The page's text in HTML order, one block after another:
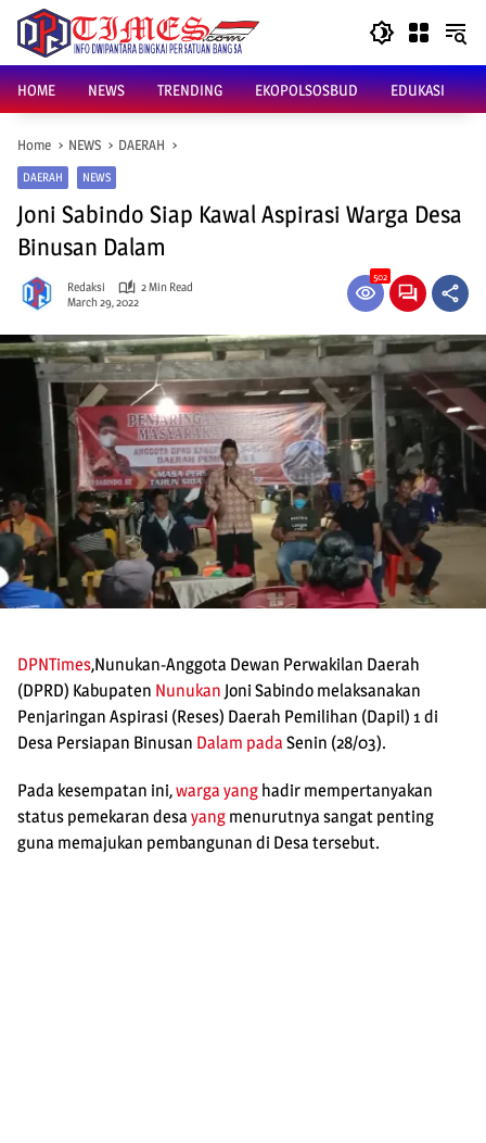
content
HOME
NEWS TRENDING EKOPOLSOSBUD EDUKASI
Home NEWS DAERAH
DAERAH NEWS
Joni Sabindo Siap Kawal Aspirasi Warga Desa
Binusan Dalam
Redaksi
2 Min Read
March 29, 2022
502
DPNTimes,Nunukan-Anggota Dewan Perwakilan Daerah
(DPRD) Kabupaten Nunukan Joni Sabindo melaksanakan
Penjaringan Aspirasi (Reses) Daerah Pemilihan (Dapil) 1 di
Desa Persiapan Binusan Dalam pada Senin (28/03).
Pada kesempatan ini,warga yang hadir mempertanyakan
status pemekaran desa yang menurutnya sangat penting
guna memajukan pembangunan di Desa tersebut.